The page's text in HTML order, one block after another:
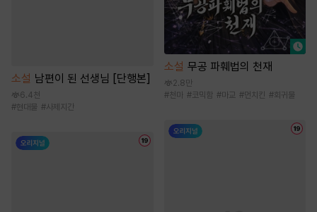
소설 남편이 된 선생님 [단행본]
6.4천
#현대물 #사제지간
소설 무공 파훼법의 천재
2.8만
#천마 #코믹함 #마교 #먼치킨 #회귀물